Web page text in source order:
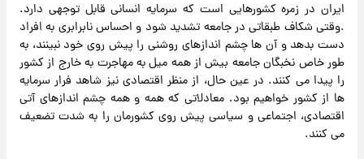
ایران در زمره کشورهایی است که سرمایه انسانی قابل توجهی دارد.
.وقتی شکاف طبقاتی در جامعه تشدید شود و احساس نابرابری به افراد
دست بدهد و آن ها چشم اندازهای روشنی را پیش روی خود نبینند، به
طور خاص نخبگان جامعه بیش از همه میل به مهاجرت به خارج از کشور
را پیدا می کنند. در عین حال، از منظر اقتصادی نیز شاهد فرار سرمایه
ها از کشور خواهیم بود. معادلاتی که همه و همه چشم اندازهای آتی
اقتصادی، اجتماعی و سیاسی پیش روی کشورمان را به شدت تضعیف
می کنند.